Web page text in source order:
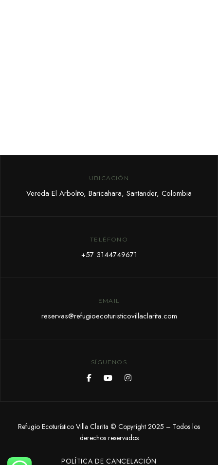
UBICACIÓN
Vereda El Arbolito, Baricahara, Santander, Colombia
TELÉFONO
+57 3144749671
EMAIL
reservas@refugioecoturisticovillaclarita.com
SÍGUENOS
Refugio Ecoturístico Villa Clarita © Copyright 2025 – Todos los
derechos reservados
POLÍTICA DE CANCELACIÓN